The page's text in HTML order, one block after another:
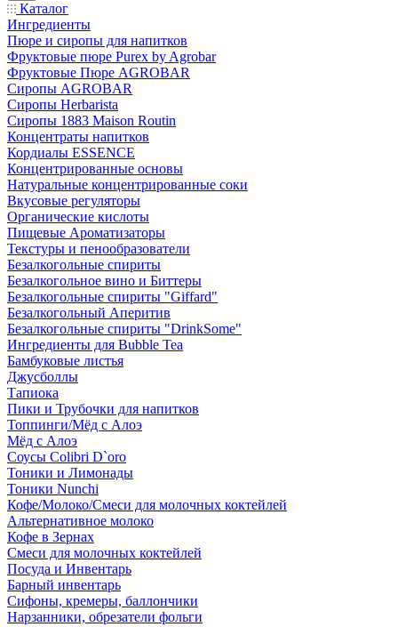
Каталог
Ингредиенты
Пюре и сиропы для напитков
Фруктовые пюре Purex by Agrobar
Фруктовые Пюре AGROBAR
Сиропы AGROBAR
Сиропы Herbarista
Сиропы 1883 Maison Routin
Концентраты напитков
Кордиалы ESSENCE
Концентрированные основы
Натуральные концентрированные соки
Вкусовые регуляторы
Органические кислоты
Пищевые Ароматизаторы
Текстуры и пенообразователи
Безалкогольные спириты
Безалкогольное вино и Биттеры
Безалкогольные спириты "Giffard"
Безалкогольный Аперитив
Безалкогольные спириты "DrinkSome"
Ингредиенты для Bubble Tea
Бамбуковые листья
Джусболлы
Тапиока
Пики и Трубочки для напитков
Топпинги/Мёд с Алоэ
Мёд с Алоэ
Соусы Colibri D`oro
Тоники и Лимонады
Тоники Nunchi
Кофе/Молоко/Смеси для молочных коктейлей
Альтернативное молоко
Кофе в Зернах
Смеси для молочных коктейлей
Посуда и Инвентарь
Барный инвентарь
Сифоны, кремеры, баллончики
Нарзанники, обрезатели фольги